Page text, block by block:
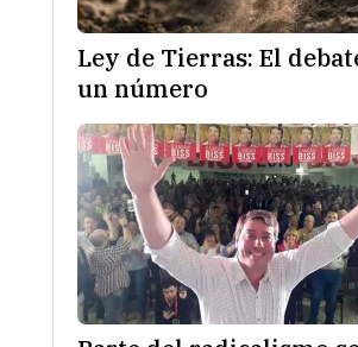
Ley de Tierras: El
un número